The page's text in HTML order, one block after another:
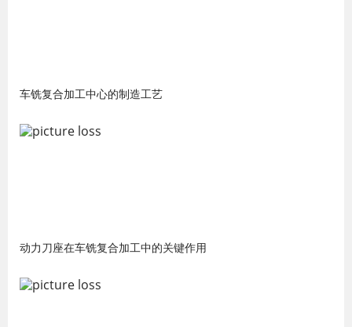
车铣复合加工中心的制造工艺
动力刀座在车铣复合加工中的关键作用